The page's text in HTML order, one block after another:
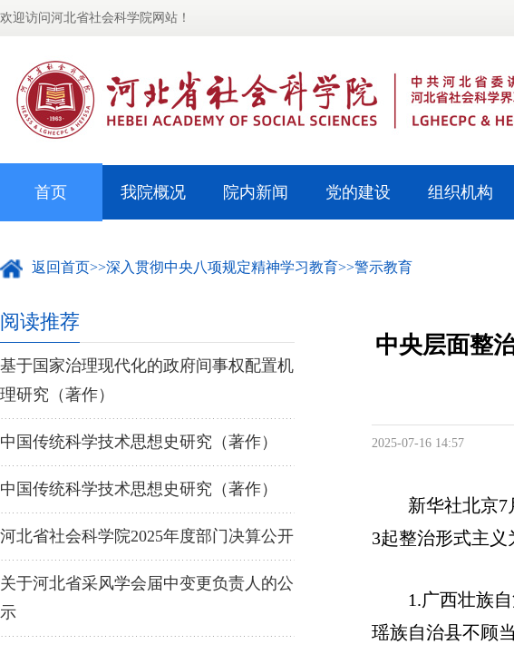
欢迎访问河北省社会科学院网站！
首页 我院概况 院内新闻 党的建设 组织机构
返回首页>>深入贯彻中央八项规定精神学习教育>>警示教育
中央层面整
2025-07-16 14:57
新华社北京
3起整治形式主义
1.广西壮族
瑶族自治县不顾
阅读推荐
基于国家治理现代化的政府间事权配置机
理研究（著作）
中国传统科学技术思想史研究（著作）
中国传统科学技术思想史研究（著作）
河北省社会科学院2025年度部门决算公开
关于河北省采风学会届中变更负责人的公
示